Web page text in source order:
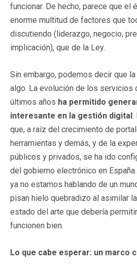
funcionar. De hecho, parece que el
enorme multitud de factores que
discutiendo (liderazgo, negocio,
implicación), que de la Ley.
Sin embargo, podemos decir que
algo. La evolución de los servicios
últimos años ha permitido
interesante en la gestión digital.
que, a raíz del crecimiento de
herramientas y demás, y de la
públicos y privados, se ha ido
del gobierno electrónico en
ya no estamos hablando de un
pisan hielo quebradizo al asimilar
estado del arte que debería
funcionen bien.
Lo que cabe esperar: un marco